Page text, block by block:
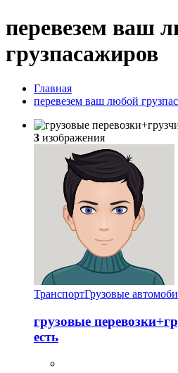
перевезем ваш
грузпасажиров
Главная
перевезем ваш любой
3 изображения
ТранспортГрузовые
грузовые
есть